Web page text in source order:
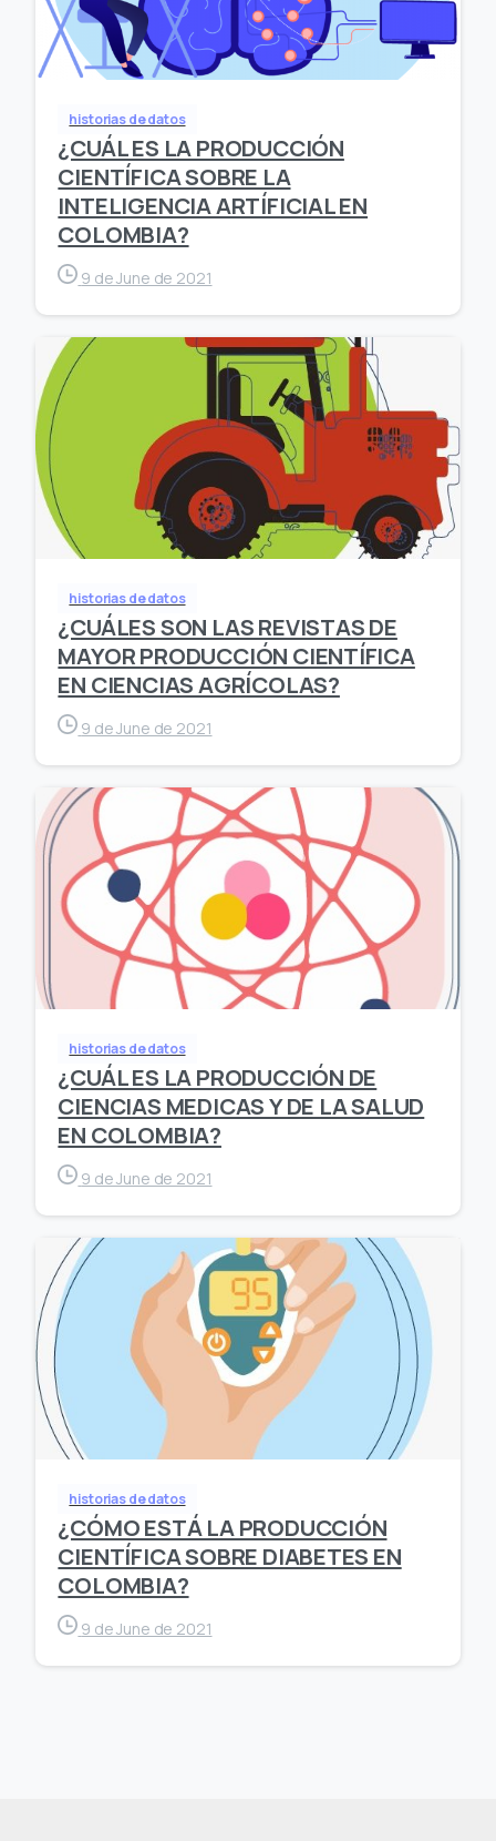
historias de datos
¿CUÁL ES LA PRODUCCIÓN
CIENTÍFICA SOBRE LA
INTELIGENCIA ARTÍFICIAL EN
COLOMBIA?
9 de June de 2021
historias de datos
¿CUÁLES SON LAS REVISTAS DE
MAYOR PRODUCCIÓN CIENTÍFICA
EN CIENCIAS AGRÍCOLAS?
9 de June de 2021
historias de datos
¿CUÁL ES LA PRODUCCIÓN DE
CIENCIAS MEDICAS Y DE LA SALUD
EN COLOMBIA?
9 de June de 2021
historias de datos
¿CÓMO ESTÁ LA PRODUCCIÓN
CIENTÍFICA SOBRE DIABETES EN
COLOMBIA?
9 de June de 2021